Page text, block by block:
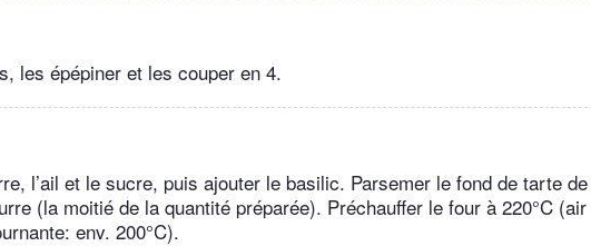
les épépiner et les couper en 4.
l’ail et le sucre, puis ajouter le basilic. Parsemer le fond de tarte de
(la moitié de la quantité préparée). Préchauffer le four à 220°C (air
env. 200°C).